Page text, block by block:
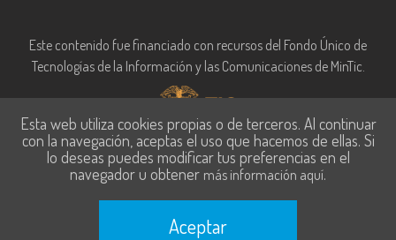
Este contenido fue financiado con recursos del Fondo Único de
Tecnologías de la Información y las Comunicaciones de MinTic.
Esta web utiliza cookies propias o de terceros. Al continuar
con la navegación, aceptas el uso que hacemos de ellas. Si
lo deseas puedes modificar tus preferencias en el
navegador u obtener más información aquí.
Aceptar